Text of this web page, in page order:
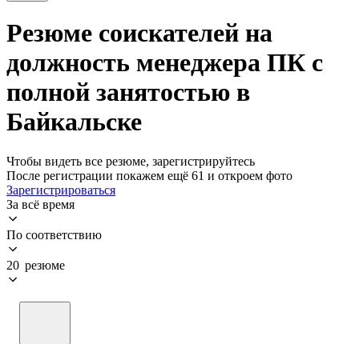
Резюме соискателей на
должность менеджера ПК с
полной занятостью в
Байкальске
Чтобы видеть все резюме, зарегистрируйтесь
После регистрации покажем ещё 61 и откроем фото
Зарегистрироваться
За всё время
По соответствию
20 резюме